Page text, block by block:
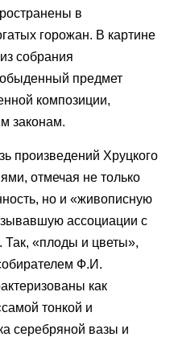
в
горожан. В картине
собрания
обыденный предмет
композиции,
законам.
произведений Хруцкого
отмечая не только
но и «живописную
ассоциации с
Так, «плоды и цветы»,
Ф.И.
как
тонкой и
серебряной вазы и